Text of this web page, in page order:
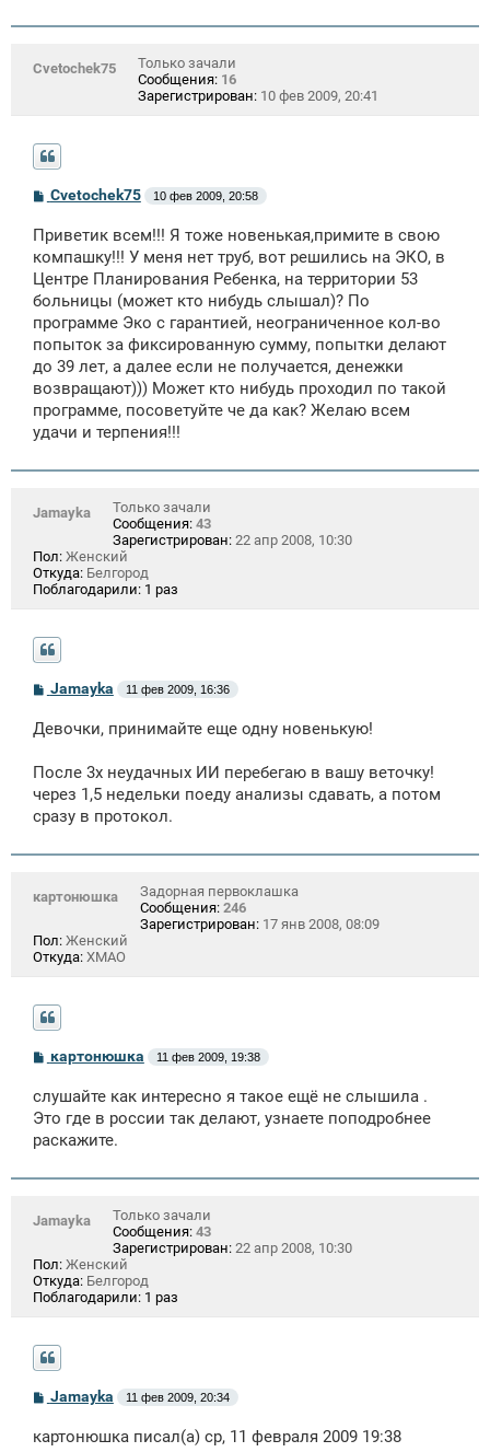
е
Cvetochek75
Только зачали
Сообщения: 16
Зарегистрирован: 10 фев 2009, 20:41
С
б
щ
н
и
Cvetochek75 10 фев 2009, 20:58
Приветик всем!!! Я тоже новенькая,примите в свою
компашку!!! У меня нет труб, вот решились на ЭКО, в
Центре Планирования Ребенка, на территории 53
больницы (может кто нибудь слышал)? По
программе Эко с гарантией, неограниченное кол-во
попыток за фиксированную сумму, попытки делают
до 39 лет, а далее если не получается, денежки
возвращают))) Может кто нибудь проходил по такой
программе, посоветуйте че да как? Желаю всем
удачи и терпения!!!
Jamayka
Только зачали
Сообщения: 43
Зарегистрирован: 22 апр 2008, 10:30
Пол: Женский
Откуда: Белгород
Поблагодарили: 1 раз
б
н
и
Jamayka 11 фев 2009, 16:36
Девочки, принимайте еще одну новенькую!
После 3х неудачных ИИ перебегаю в вашу веточку!
через 1,5 недельки поеду анализы сдавать, а потом
сразу в протокол.
картонюшка
Задорная первоклашка
Сообщения: 246
Зарегистрирован: 17 янв 2008, 08:09
Пол: Женский
Откуда: ХМАО
С
б
щ
н
е
картонюшка 11 фев 2009, 19:38
слушайте как интересно я такое ещё не слышила .
Это где в россии так делают, узнаете поподробнее
раскажите.
Jamayka
Только зачали
Сообщения: 43
Зарегистрирован: 22 апр 2008, 10:30
Пол: Женский
Откуда: Белгород
Поблагодарили: 1 раз
б
Jamayka 11 фев 2009, 20:34
картонюшка писал(а) ср, 11 февраля 2009 19:38